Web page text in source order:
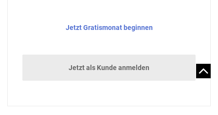
Jetzt Gratismonat beginnen
Jetzt als Kunde anmelden